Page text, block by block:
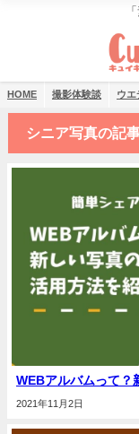
HOME 撮影体験談 ウエ
シニア写真の記
WEBアルバムって？
2021年11月2日